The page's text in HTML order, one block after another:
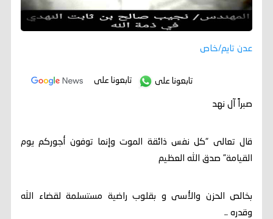
عدن تايم/خاص
تابعونا على تابعونا على
صبراً آل نهد
قال تعالى “كل نفس ذائقة الموت وإنما توفون أجوركم يوم
القيامة” صدق الله العظيم
بخالص الحزن والأسى و بقلوب راضية مستسلمة لقضاء الله
وقدره ..